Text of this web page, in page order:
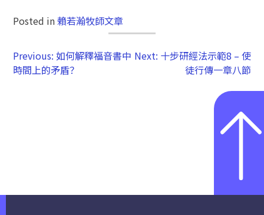
Posted in 賴若瀚牧師文章
Previous: 如何解釋福音書中
時間上的矛盾？
Next: 十步研經法示範8 – 使
徒行傳一章八節